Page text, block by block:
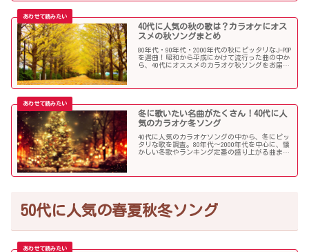
40代に人気の秋の歌は？カラオケにオス
スメの秋ソングまとめ
80年代・90年代・2000年代の秋にピッタリなJ-POP
を選曲！昭和から平成にかけて流行った曲の中か
ら、40代にオススメのカラオケ秋ソングをお届け
冬に歌いたい名曲がたくさん！40代に人
気のカラオケ冬ソング
40代に人気のカラオケソングの中から、冬にピッ
タリな歌を調査。80年代〜2000年代を中心に、懐
かしい冬歌やランキング定番の盛り上がる曲まで
50代に人気の春夏秋冬ソング